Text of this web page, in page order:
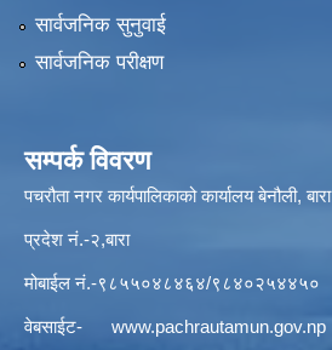
सार्वजनिक सुनुवाई
सार्वजनिक परीक्षण
सम्पर्क विवरण
पचरौता नगर कार्यपालिकाको कार्यालय बेनौली, बारा
प्रदेश नं.-२,बारा
मोबाईल नं.-९८५५०४८४६४/९८४०२५४४५०
वेबसाईट- www.pachrautamun.gov.np